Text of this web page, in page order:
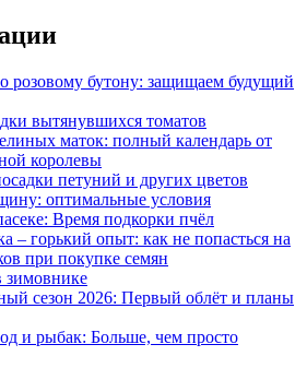
розовому бутону: защищаем будущий
вытянувшихся томатов
маток: полный календарь от
королевы
петуний и других цветов
оптимальные условия
Время подкорки пчёл
– горький опыт: как не попасться на
при покупке семян
зимовнике
сезон 2026: Первый облёт и планы
и рыбак: Больше, чем просто